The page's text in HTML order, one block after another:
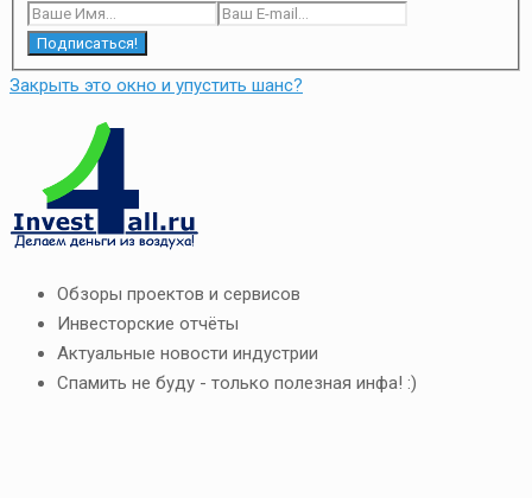
Подписаться!
Закрыть это окно и упустить шанс?
Обзоры проектов и сервисов
Инвесторские отчёты
Актуальные новости индустрии
Спамить не буду - только полезная инфа! :)